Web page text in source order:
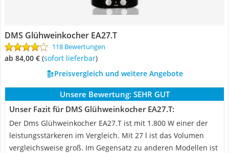
DMS Glühweinkocher EA27.T
118 Bewertungen
ab 84,00 € ( Sofort lieferbar)
Preisvergleich und weitere Angebote
Unsere Bewertung: SEHR GUT
Unser Fazit für DMS Glühweinkocher EA27.T:
Der Dms Glühweinkocher EA27.T ist mit 1.800 W einer der
leistungsstärkeren im Vergleich. Mit 27 l ist das Volumen
vergleichsweise groß. Im Gegensatz zu anderen Modellen ist